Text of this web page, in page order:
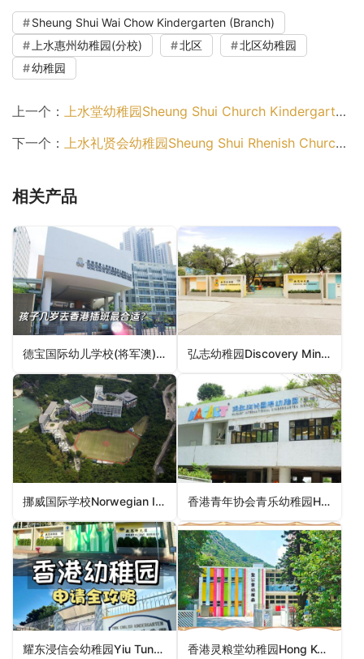
Sheung Shui Wai Chow Kindergarten (Branch)
上水惠州幼稚园(分校)
北区
北区幼稚园
幼稚园
上一个： 上水堂幼稚园Sheung Shui Church Kindergarten（北区幼稚园）
下一个： 上水礼贤会幼稚园Sheung Shui Rhenish Church Kindergarten（北区幼稚园）
相关产品
德宝国际幼儿学校(将军澳)Deborah International Pre-School (Tseung Kwan O)（西贡区幼稚园） 弘志幼稚园Discovery Mind Kindergarten（离岛区幼稚园）
挪威国际学校Norwegian International School（大埔区幼稚园） 香港青年协会青乐幼稚园HKFYG Ching Lok Kindergarten（东区幼稚园）
耀东浸信会幼稚园Yiu Tung Baptist Kindergarten（东区幼稚园） 香港灵粮堂幼稚园Hong Kong Ling Liang Church Kindergarten（湾仔区幼稚园）